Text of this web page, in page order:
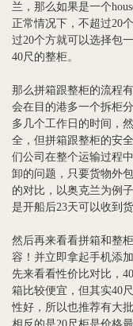
兰，那么如果是一个
正常情况下，不超过20
过20个方就可以选择包
40尺的整柜。
那么拼箱跟整柜的流程
会在目的港多一个拆柜
多几个工作日的时间，
全，但拼箱跟整柜的安
们公司在整个运输过程
卸的问题，只要货物外
的对比，以奥克兰为例
是开船后23天可以收到货
然后再来看看拼箱和整
容！并立即拿起手机添
先来看看性价比对比，
箱比较便宜，但其实40
性好，所以也推荐有大